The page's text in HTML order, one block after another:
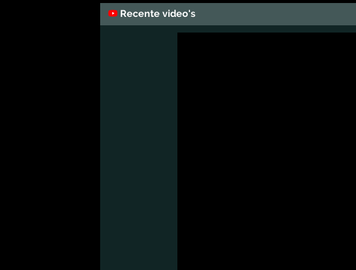
Recente video's